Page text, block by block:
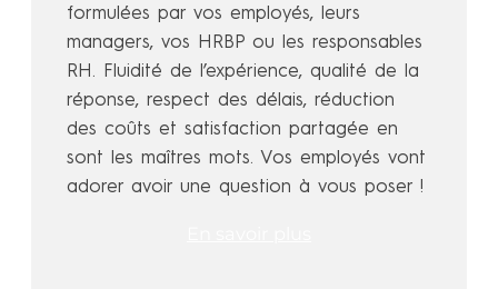
formulées par vos employés, leurs
managers, vos HRBP ou les responsables
RH. Fluidité de l’expérience, qualité de la
réponse, respect des délais, réduction
des coûts et satisfaction partagée en
sont les maîtres mots. Vos employés vont
adorer avoir une question à vous poser !